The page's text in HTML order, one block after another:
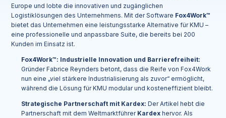
Europe und lobte die innovativen und zugänglichen
Logistiklösungen des Unternehmens. Mit der Software Fox4Work™
bietet das Unternehmen eine leistungsstarke Alternative für KMU –
eine professionelle und anpassbare Suite, die bereits bei 200
Kunden im Einsatz ist.
Fox4Work™: Industrielle Innovation und Barrierefreiheit:
Gründer Fabrice Reynders betont, dass die Reife von Fox4Work
nun eine „viel stärkere Industrialisierung als zuvor“ ermöglicht,
während die Lösung für KMU modular und kosteneffizient bleibt.
Strategische Partnerschaft mit Kardex: Der Artikel hebt die
Partnerschaft mit dem Weltmarktführer Kardex hervor. Als